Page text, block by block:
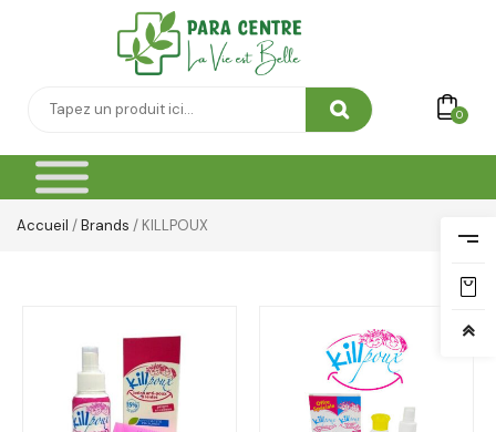
0
Accueil /Brands / KILLPOUX